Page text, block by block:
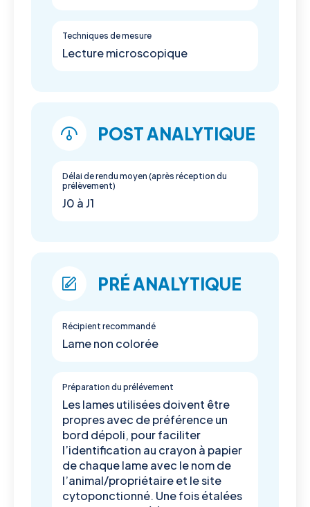
Techniques de mesure
Lecture microscopique
POST ANALYTIQUE
Délai de rendu moyen (après réception du
prélèvement)
J0 à J1
PRÉ ANALYTIQUE
Récipient recommandé
Lame non colorée
Préparation du prélévement
Les lames utilisées doivent être
propres avec de préférence un
bord dépoli, pour faciliter
l’identification au crayon à papier
de chaque lame avec le nom de
l’animal/propriétaire et le site
cytoponctionné. Une fois étalées